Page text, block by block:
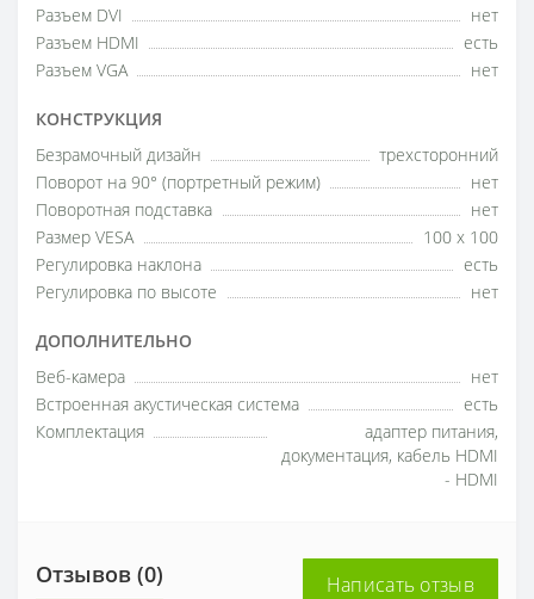
Разъем DVI
нет
Разъем HDMI
есть
Разъем VGA
нет
КОНСТРУКЦИЯ
Безрамочный дизайн
трехсторонний
Поворот на 90° (портретный режим)
нет
Поворотная подставка
нет
Размер VESA
100 x 100
Регулировка наклона
есть
Регулировка по высоте
нет
ДОПОЛНИТЕЛЬНО
Веб-камера
нет
Встроенная акустическая система
есть
Комплектация
адаптер питания,
документация, кабель HDMI
- HDMI
Отзывов (0) Написать отзыв